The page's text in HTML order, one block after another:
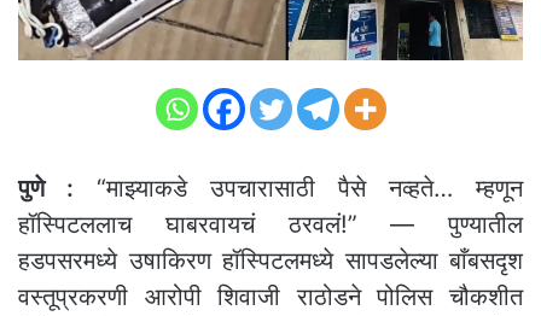
पुणे : “माझ्याकडे उपचारासाठी पैसे नव्हते… म्हणून
हॉस्पिटललाच घाबरवायचं ठरवलं!” — पुण्यातील
हडपसरमध्ये उषाकिरण हॉस्पिटलमध्ये सापडलेल्या बाँबसदृश
वस्तूप्रकरणी आरोपी शिवाजी राठोडने पोलिस चौकशीत